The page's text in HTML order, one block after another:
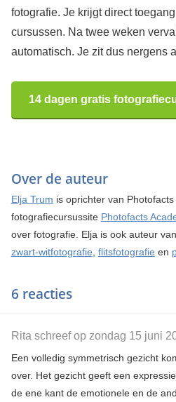
fotografie. Je krijgt direct
cursussen. Na twee weken
automatisch. Je zit dus nergens
14 dagen gratis
Over de auteur
Elja Trum is oprichter van
fotografiecursussite Photofacts
over fotografie. Elja is ook auteur
zwart-witfotografie, flitsfotografie en
6 reacties
Rita schreef op zondag 15 juni
Een volledig symmetrisch gezicht
over. Het gezicht geeft een
de ene kant de emotionele en de